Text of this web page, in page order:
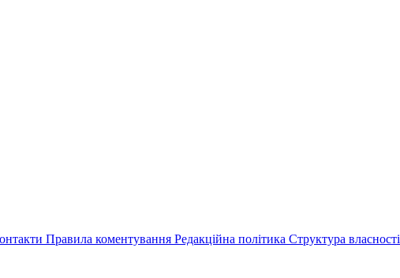
Правила коментування Редакційна політика Структура власності